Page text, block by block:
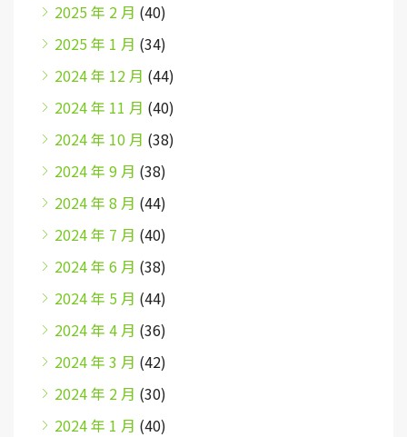
2025 年 2 月 (40)
2025 年 1 月 (34)
2024 年 12 月 (44)
2024 年 11 月 (40)
2024 年 10 月 (38)
2024 年 9 月 (38)
2024 年 8 月 (44)
2024 年 7 月 (40)
2024 年 6 月 (38)
2024 年 5 月 (44)
2024 年 4 月 (36)
2024 年 3 月 (42)
2024 年 2 月 (30)
2024 年 1 月 (40)